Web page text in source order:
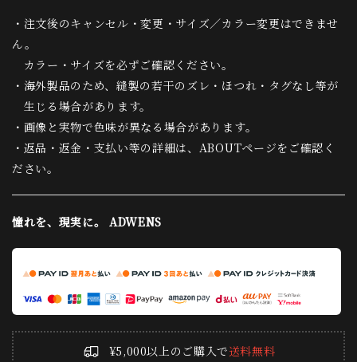
・注文後のキャンセル・変更・サイズ／カラー変更はできませ
ん。
カラー・サイズを必ずご確認ください。
・海外製品のため、縫製の若干のズレ・ほつれ・タグなし等が
生じる場合があります。
・画像と実物で色味が異なる場合があります。
・返品・返金・支払い等の詳細は、ABOUTページをご確認く
ださい。
憧れを、現実に。 ADWENS
¥5,000以上のご購入で送料無料